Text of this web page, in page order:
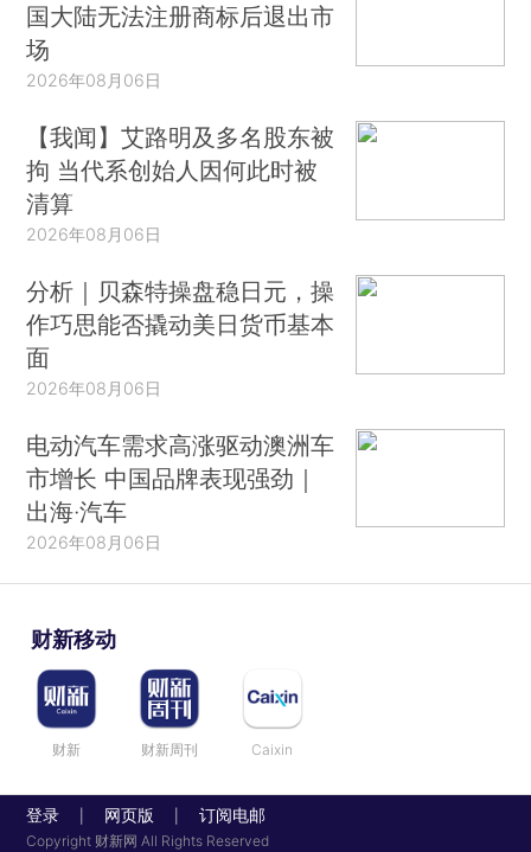
国大陆无法注册商标后退出市
场
2026年08月06日
【我闻】艾路明及多名股东被
拘 当代系创始人因何此时被
清算
2026年08月06日
分析｜贝森特操盘稳日元，操
作巧思能否撬动美日货币基本
面
2026年08月06日
电动汽车需求高涨驱动澳洲车
市增长 中国品牌表现强劲｜
出海·汽车
2026年08月06日
财新移动
财新 财新周刊 Caixin
登录 网页版 订阅电邮
Copyright 财新网 All Rights Reserved